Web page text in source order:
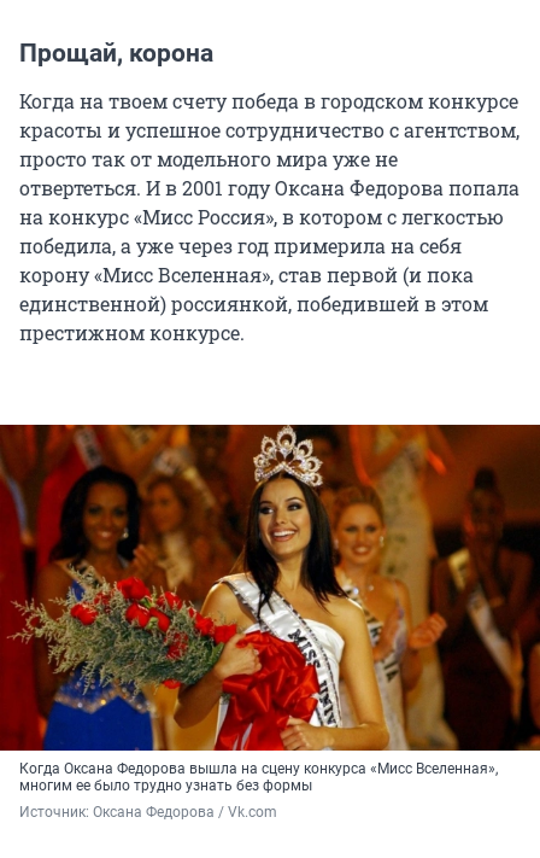
Прощай, корона
Когда на твоем счету победа в городском конкурсе
красоты и успешное сотрудничество с агентством,
просто так от модельного мира уже не
отвертеться. И в 2001 году Оксана Федорова попала
на конкурс «Мисс Россия», в котором с легкостью
победила, а уже через год примерила на себя
корону «Мисс Вселенная», став первой (и пока
единственной) россиянкой, победившей в этом
престижном конкурсе.
Когда Оксана Федорова вышла на сцену конкурса «Мисс Вселенная»,
многим ее было трудно узнать без формы
Источник: Оксана Федорова / Vk.com